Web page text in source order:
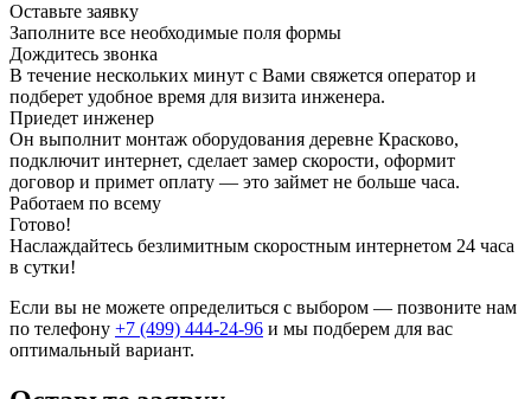
Оставьте заявку
Заполните все необходимые поля формы
Дождитесь звонка
В течение нескольких минут с Вами свяжется оператор и
подберет удобное время для визита инженера.
Приедет инженер
Он выполнит монтаж оборудования деревне Красково,
подключит интернет, сделает замер скорости, оформит
договор и примет оплату — это займет не больше часа.
Работаем по всему
Готово!
Наслаждайтесь безлимитным скоростным интернетом 24 часа
в сутки!
Если вы не можете определиться с выбором — позвоните нам
по телефону +7 (499) 444-24-96 и мы подберем для вас
оптимальный вариант.